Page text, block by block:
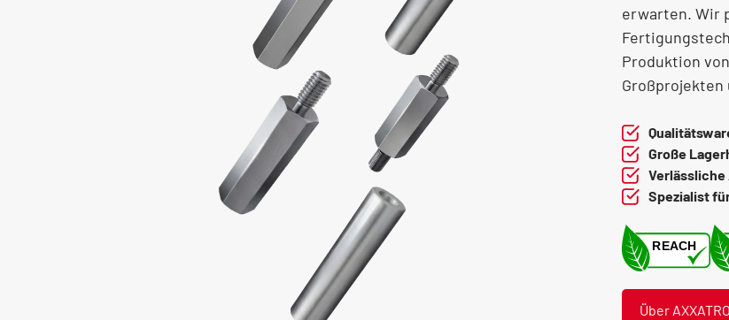
erwarten. Wir
Produktion
Großprojekten
Große
Spezialist
Über